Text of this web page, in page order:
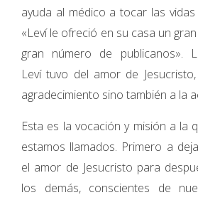
ayuda al médico a tocar las
«Leví le ofreció en su casa un
gran número de publicanos».
Leví tuvo del amor de
agradecimiento sino también a la
Esta es la vocación y misión a la
estamos llamados. Primero a
el amor de Jesucristo para
los demás, conscientes de